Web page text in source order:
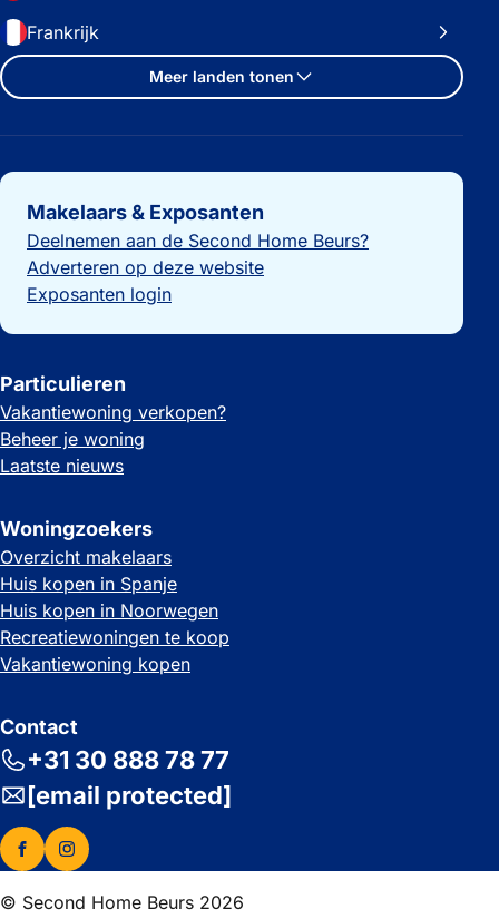
Frankrijk
Meer landen tonen
Belangrijke links
Makelaars & Exposanten
Deelnemen aan de Second Home Beurs?
Adverteren op deze website
Exposanten login
Particulieren
Vakantiewoning verkopen?
Beheer je woning
Laatste nieuws
Woningzoekers
Overzicht makelaars
Huis kopen in Spanje
Huis kopen in Noorwegen
Recreatiewoningen te koop
Vakantiewoning kopen
Contact
+31 30 888 78 77
[email protected]
© Second Home Beurs 2026